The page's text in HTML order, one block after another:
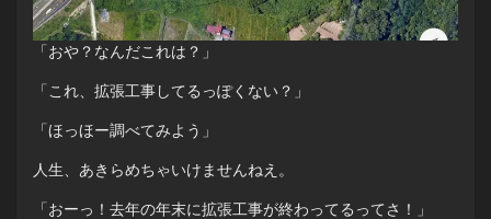
「おや？なんだこれは？」
「これ、拡張工事してるっぽくない？」
「ほっほー調べてみよう」
人生、あきらめちゃいけませんねえ。
「おーっ！去年の年末に拡張工事が終わってるってさ！」